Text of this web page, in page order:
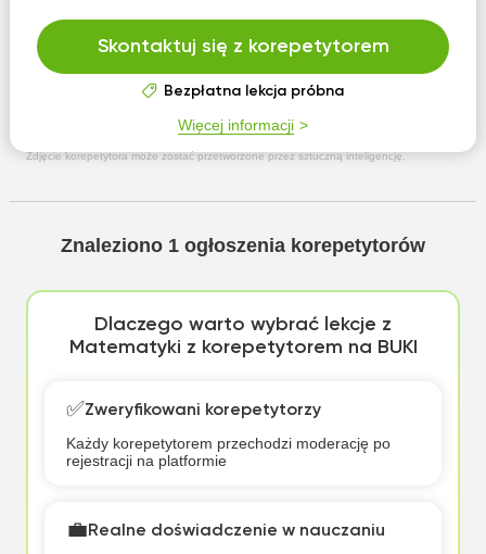
Zdjęcie korepetytora może zostać przetworzone przez sztuczną inteligencję.
Skontaktuj się z korepetytorem
Bezpłatna lekcja próbna
Więcej informacji
Znaleziono 1 ogłoszenia korepetytorów
Dlaczego warto wybrać lekcje z
Matematyki z korepetytorem na BUKI
✅Zweryfikowani korepetytorzy
Każdy korepetytorem przechodzi moderację po
rejestracji na platformie
💼Realne doświadczenie w nauczaniu